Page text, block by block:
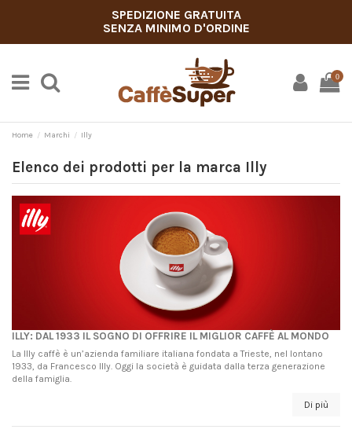
SPEDIZIONE GRATUITA
SENZA MINIMO D'ORDINE
0
Home Marchi Illy
Elenco dei prodotti per la marca Illy
ILLY: DAL 1933 IL SOGNO DI OFFRIRE IL MIGLIOR CAFFÈ AL MONDO
La Illy caffè è un’azienda familiare italiana fondata a Trieste, nel lontano
1933, da Francesco Illy. Oggi la società è guidata dalla terza generazione
della famiglia.
Di più